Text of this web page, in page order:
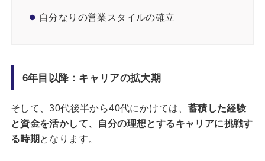
自分なりの営業スタイルの確立
6年目以降：キャリアの拡大期
そして、30代後半から40代にかけては、 蓄積した経験
と資金を活かして、自分の理想とするキャリアに挑戦す
る時期 となります。